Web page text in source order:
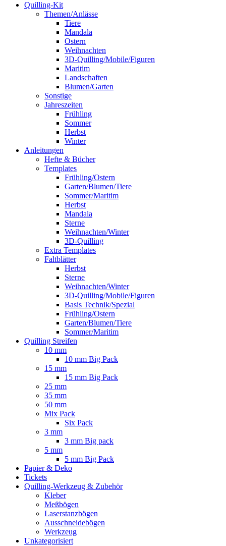
Quilling-Kit
Themen/Anlässe
Tiere
Mandala
Ostern
Weihnachten
3D-Quilling/Mobile/Figuren
Maritim
Landschaften
Blumen/Garten
Sonstige
Jahreszeiten
Frühling
Sommer
Herbst
Winter
Anleitungen
Hefte & Bücher
Templates
Frühling/Ostern
Garten/Blumen/Tiere
Sommer/Maritim
Herbst
Mandala
Sterne
Weihnachten/Winter
3D-Quilling
Extra Templates
Faltblätter
Herbst
Sterne
Weihnachten/Winter
3D-Quilling/Mobile/Figuren
Basis Technik/Spezial
Frühling/Ostern
Garten/Blumen/Tiere
Sommer/Maritim
Quilling Streifen
10 mm
10 mm Big Pack
15 mm
15 mm Big Pack
25 mm
35 mm
50 mm
Mix Pack
Six Pack
3 mm
3 mm Big pack
5 mm
5 mm Big Pack
Papier & Deko
Tickets
Quilling-Werkzeug & Zubehör
Kleber
Meßbögen
Laserstanzbögen
Ausschneidebögen
Werkzeug
Unkategorisiert